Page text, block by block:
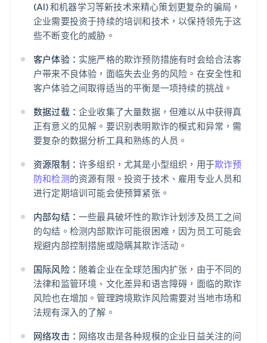
(AI) 和机器学习等新技术来精心策划更复杂的骗局，
企业需要投资于持续的培训和技术，以保持领先于这
些不断变化的威胁。
客户体验： 实施严格的欺诈预防措施有时会给合法客
户带来不良体验，面临失去业务的风险。在安全性和
客户体验之间取得适当的平衡是一项持续的挑战。
数据过载： 企业收集了大量数据，但难以从中获得真
正有意义的见解。要识别表明欺诈的模式和异常，需
要复杂的数据分析工具和熟练的人员。
资源限制： 许多组织，尤其是小型组织，用于欺诈预
防和检测的资源有限。投资于技术、雇用专业人员和
进行定期培训可能会使预算紧张。
内部勾结： 一些最具破坏性的欺诈计划涉及员工之间
的勾结。检测内部欺诈可能很困难，因为员工可能会
规避内部控制措施或隐瞒其欺诈活动。
国际风险： 随着企业在全球范围内扩张，由于不同的
法律和监管环境、文化差异和语言障碍，面临的欺诈
风险也在增加。管理跨境欺诈风险需要对当地市场和
法规有深入的了解。
网络攻击： 网络攻击是各种规模的企业日益关注的问